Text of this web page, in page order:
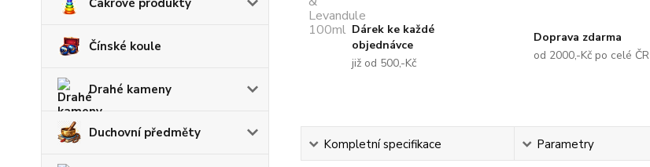
Čakrové produkty
Čínské koule
Drahé kameny
Duchovní předměty
Dárek ke každé
objednávce
již od 500,-Kč
Doprava zdarma
od 2000,-Kč po celé ČR
Kompletní specifikace Parametry